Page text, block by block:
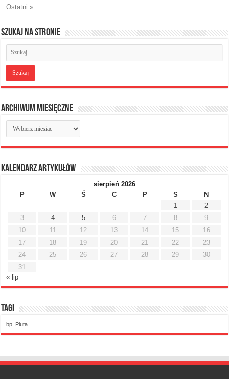
Ostatni »
Szukaj na stronie
Archiwum miesięczne
Archiwum
miesięczne
Kalendarz artykułów
sierpień 2026
P
W Ś C P S
N
1
2
3
4 5 6 7 8
9
10
11 12 13 14 15
16
17
18 19 20 21 22
23
24
25 26 27 28 29
30
31
« lip
Tagi
bp_Pluta